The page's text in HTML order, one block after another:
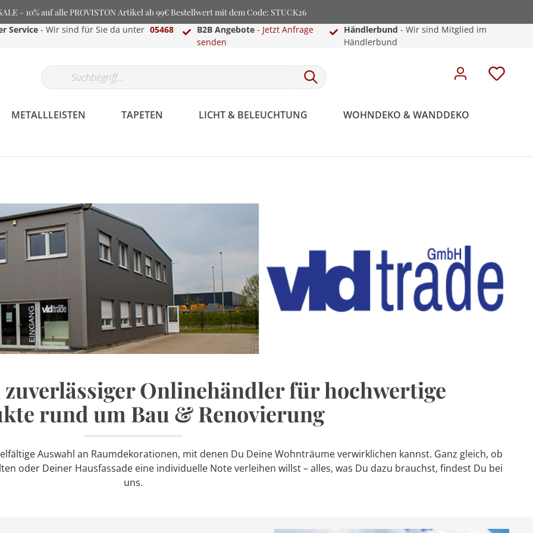
- 10% auf alle PROVISTON Artikel ab 99€ Bestellwert mit dem Code: STUCK26
Service - Wir sind für Sie da unter 05468
B2B Angebote- Jetzt Anfrage
senden
Händlerbund - Wir sind Mitglied im
Händlerbund
METALLLEISTEN TAPETEN LICHT & BELEUCHTUNG WOHNDEKO & WANDDEKO
zuverlässiger Onlinehändler für hochwertige
rund um Bau & Renovierung
Auswahl an Raumdekorationen, mit denen Du Deine Wohnträume verwirklichen kannst. Ganz gleich, ob
oder Deiner Hausfassade eine individuelle Note verleihen willst – alles, was Du dazu brauchst, findest Du bei
uns.